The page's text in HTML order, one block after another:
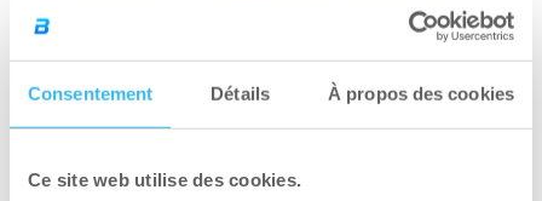
Consentement Détails À propos des cookies
Ce site web utilise des cookies.
minutes et 2 heures après la consommation de
– ballonnements